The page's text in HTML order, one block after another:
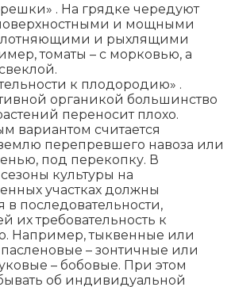
. На грядке чередуют
и мощными
и рыхлящими
томаты – с морковью, а
к плодородию» .
органикой большинство
переносит плохо.
вариантом считается
перепревшего навоза или
под перекопку. В
культуры на
участках должны
в последовательности,
их требовательность к
Например, тыквенные или
пасленовые – зонтичные или
– бобовые. При этом
об индивидуальной